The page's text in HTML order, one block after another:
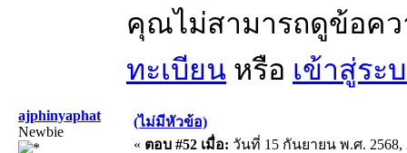
คุณไม่สามารถดูข้อค
ทะเบียน หรือ เข้าสู่ระ
ajphinyaphat
Newbie
(ไม่มีหัวข้อ)
« ตอบ #52 เมื่อ: วันที่ 15 กันยายน พ.ศ. 2568,